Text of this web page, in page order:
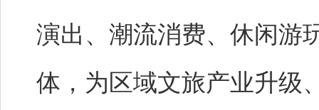
演出、潮流消费、休闲游
体，为区域文旅产业升级